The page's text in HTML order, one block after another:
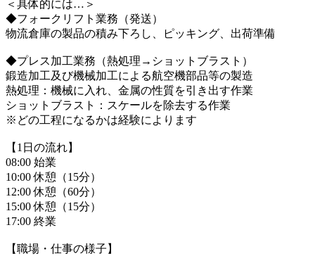
＜具体的には…＞
◆フォークリフト業務（発送）
物流倉庫の製品の積み下ろし、ピッキング、出荷準備
◆プレス加工業務（熱処理→ショットブラスト）
鍛造加工及び機械加工による航空機部品等の製造
熱処理：機械に入れ、金属の性質を引き出す作業
ショットブラスト：スケールを除去する作業
※どの工程になるかは経験によります
【1日の流れ】
08:00 始業
10:00 休憩（15分）
12:00 休憩（60分）
15:00 休憩（15分）
17:00 終業
【職場・仕事の様子】